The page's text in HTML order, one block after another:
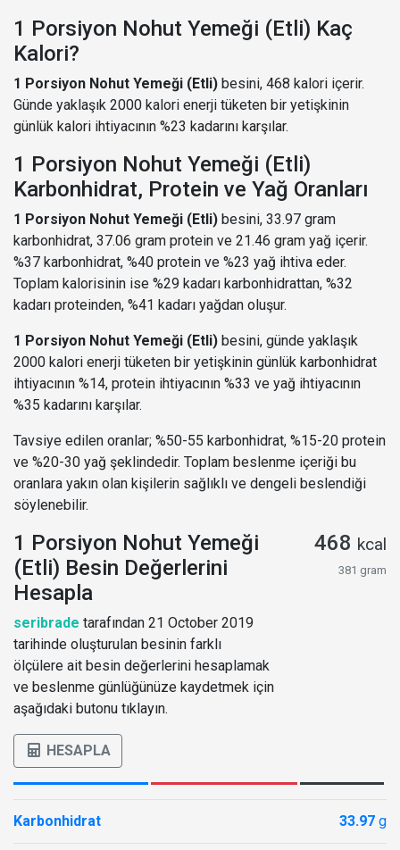
1 Porsiyon Nohut Yemeği (Etli) Kaç
Kalori?
1 Porsiyon Nohut Yemeği (Etli) besini, 468 kalori içerir.
Günde yaklaşık 2000 kalori enerji tüketen bir yetişkinin
günlük kalori ihtiyacının %23 kadarını karşılar.
1 Porsiyon Nohut Yemeği (Etli)
Karbonhidrat, Protein ve Yağ Oranları
1 Porsiyon Nohut Yemeği (Etli) besini, 33.97 gram
karbonhidrat, 37.06 gram protein ve 21.46 gram yağ içerir.
%37 karbonhidrat, %40 protein ve %23 yağ ihtiva eder.
Toplam kalorisinin ise %29 kadarı karbonhidrattan, %32
kadarı proteinden, %41 kadarı yağdan oluşur.
1 Porsiyon Nohut Yemeği (Etli) besini, günde yaklaşık
2000 kalori enerji tüketen bir yetişkinin günlük karbonhidrat
ihtiyacının %14, protein ihtiyacının %33 ve yağ ihtiyacının
%35 kadarını karşılar.
Tavsiye edilen oranlar; %50-55 karbonhidrat, %15-20 protein
ve %20-30 yağ şeklindedir. Toplam beslenme içeriği bu
oranlara yakın olan kişilerin sağlıklı ve dengeli beslendiği
söylenebilir.
1 Porsiyon Nohut Yemeği
(Etli) Besin Değerlerini
Hesapla
seribrade tarafından 21 October 2019
tarihinde oluşturulan besinin farklı
ölçülere ait besin değerlerini hesaplamak
ve beslenme günlüğünüze kaydetmek için
aşağıdaki butonu tıklayın.
HESAPLA
468 kcal
381 gram
Karbonhidrat 33.97 g